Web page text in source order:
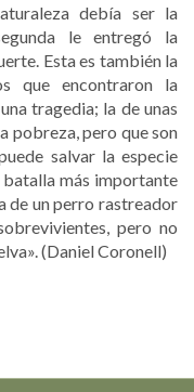
debía ser la
le entregó la
Esta es también la
que encontraron la
tragedia; la de unas
pobreza, pero que son
salvar la especie
batalla más importante
de un perro rastreador
pero no
(Daniel Coronell)